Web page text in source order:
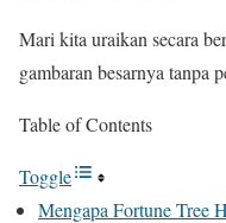
Mari kita uraikan secara
gambaran besarnya tanpa
Table of Contents
Toggle
Mengapa Fortune Tree